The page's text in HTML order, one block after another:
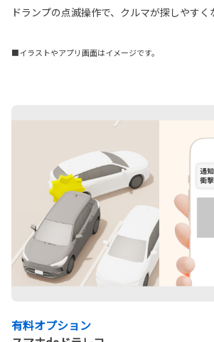
ドランプの点滅操作で、クルマが探しやすく
■イラストやアプリ画面はイメージです。
有料オプション